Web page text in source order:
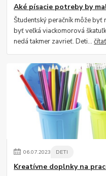
Aké písacie potreby by
Študentský peračník môže
byť veľká viackomorová
nedá takmer zavrieť. Deti...
06.07.2023 DETI
Kreatívne doplnky na